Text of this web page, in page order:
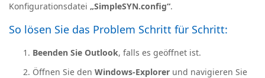
Konfigurationsdatei „SimpleSYN.config“.
So lösen Sie das Problem Schritt für Schritt:
Beenden Sie Outlook, falls es geöffnet ist.
Öffnen Sie den Windows-Explorer und navigieren Sie